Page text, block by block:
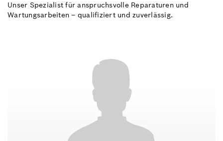
Unser Spezialist für anspruchsvolle Reparaturen und
Wartungsarbeiten – qualifiziert und zuverlässig.